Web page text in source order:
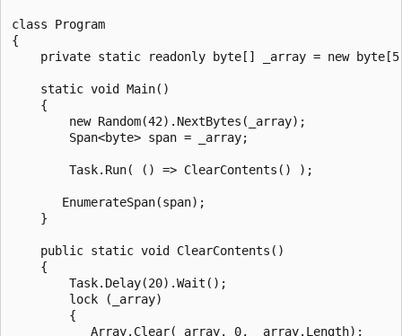
class Program
{
private static readonly byte[] _array = new
    static void Main()
    {
        new Random(42).NextBytes(_array);
        Span<byte> span = _array;
        Task.Run( () => ClearContents() );
       EnumerateSpan(span);
    }
    public static void ClearContents()
    {
        Task.Delay(20).Wait();
        lock (_array)
        {
           Array.Clear(_array, 0, _array.Length);